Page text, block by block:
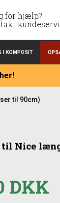
for hjælp?
I KOMPOSIT
til 90cm)
Nice
DKK